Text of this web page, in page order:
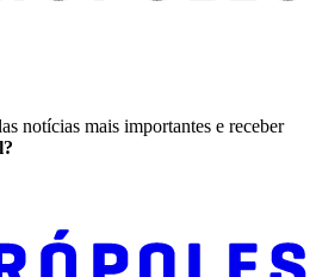
notícias mais importantes e receber